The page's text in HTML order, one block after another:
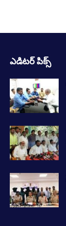
ఎడిటర్ పిక్స్